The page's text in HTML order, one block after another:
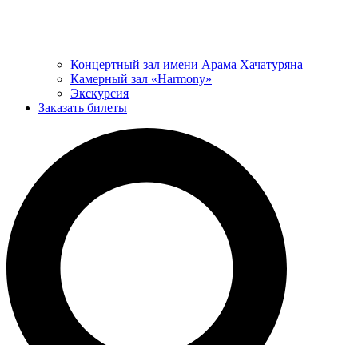
Концертный зал имени Арама Хачатуряна
Камерный зал «Harmony»
Экскурсия
Заказать билеты